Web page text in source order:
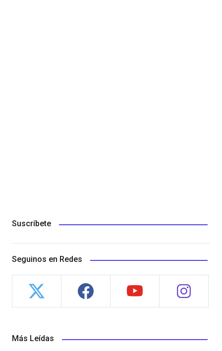
Suscríbete
Seguinos en Redes
Más Leídas